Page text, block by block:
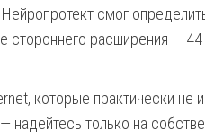
смог
стороннего расширения —
которые практически не
только на